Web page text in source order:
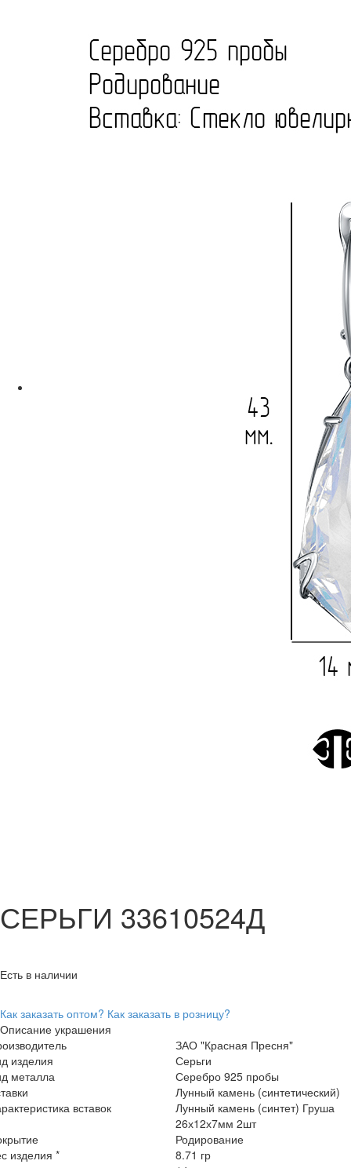
СЕРЬГИ 33610524Д
Есть в наличии
Как заказать оптом? Как заказать в розницу?
Описание украшения
ЗАО "Красная Пресня"
изделия
Серьги
металла
Серебро 925 пробы
Лунный камень (синтетический)
вставок
Лунный камень (синтет) Груша
26х12х7мм 2шт
Родирование
изделия *
8.71 гр